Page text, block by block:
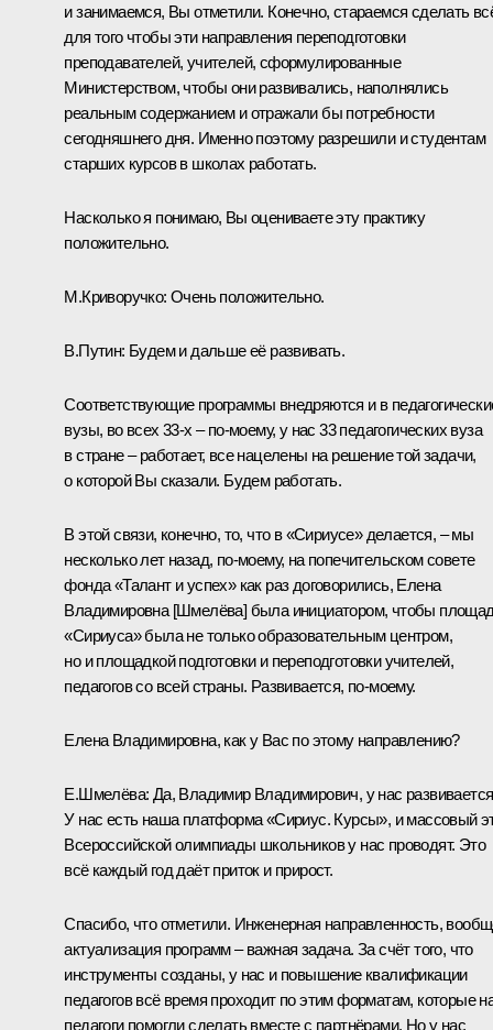
и занимаемся, Вы отметили. Конечно, стараемся сделать
для того чтобы эти направления переподготовки
преподавателей, учителей, сформулированные
Министерством, чтобы они развивались, наполнялись
реальным содержанием и отражали бы потребности
сегодняшнего дня. Именно поэтому разрешили и студентам
старших курсов в школах работать.
Насколько я понимаю, Вы оцениваете эту практику
положительно.
М.Криворучко: Очень положительно.
В.Путин: Будем и дальше её развивать.
Соответствующие программы внедряются и в
вузы, во всех 33-х – по-моему, у нас 33 педагогических вуза
в стране – работает, все нацелены на решение той задачи,
о которой Вы сказали. Будем работать.
В этой связи, конечно, то, что в «Сириусе» делается, – мы
несколько лет назад, по-моему, на попечительском совете
фонда «Талант и успех» как раз договорились, Елена
Владимировна [Шмелёва] была инициатором, чтобы
«Сириуса» была не только образовательным центром,
но и площадкой подготовки и переподготовки учителей,
педагогов со всей страны. Развивается, по-моему.
Елена Владимировна, как у Вас по этому направлению?
Е.Шмелёва: Да, Владимир Владимирович, у нас
У нас есть наша платформа «Сириус. Курсы», и массовый
Всероссийской олимпиады школьников у нас проводят. Это
всё каждый год даёт приток и прирост.
Спасибо, что отметили. Инженерная направленность,
актуализация программ – важная задача. За счёт того, что
инструменты созданы, у нас и повышение квалификации
педагогов всё время проходит по этим форматам, которые
педагоги помогли сделать вместе с партнёрами. Но у нас